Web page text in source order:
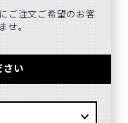
ご注文ご希望のお客
せ。
さい